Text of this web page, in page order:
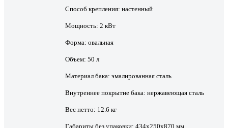
Способ крепления: настенный
Мощность: 2 кВт
Форма: овальная
Объем: 50 л
Материал бака: эмалированная сталь
Внутреннее покрытие бака: нержавеющая сталь
Вес нетто: 12.6 кг
Габариты без упаковки: 434х250х870 мм